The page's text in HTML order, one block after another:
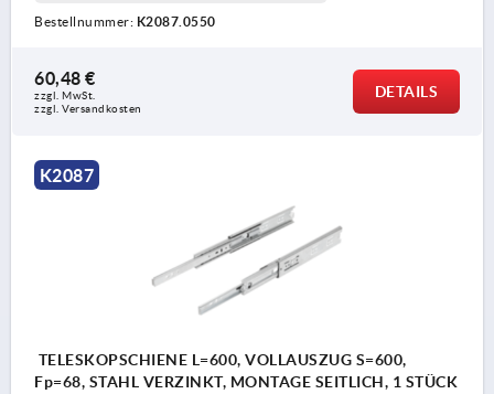
Bestellnummer: K2087.0550
60,48 €
zzgl. MwSt.
zzgl. Versandkosten
DETAILS
K2087
TELESKOPSCHIENE L=600, VOLLAUSZUG S=600,
Fp=68, STAHL VERZINKT, MONTAGE SEITLICH, 1 STÜCK